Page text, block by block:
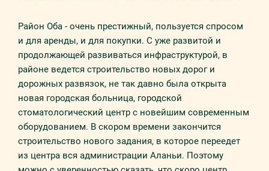
Район Оба - очень престижный, пользуется спросом
и для аренды, и для покупки. С уже развитой и
продолжающей развиваться инфраструктурой, в
районе ведется строительство новых дорог и
дорожных развязок, не так давно была открыта
новая городская больница, городской
стоматологический центр с новейшим современным
оборудованием. В скором времени закончится
строительство нового задания, в которое переедет
из центра вся администрации Аланьи. Поэтому